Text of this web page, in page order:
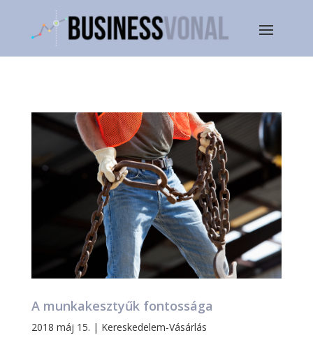
A munkakesztyűk fontossága
2018 máj 15. | Kereskedelem-Vásárlás